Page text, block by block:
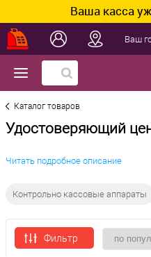
Ваша касса уже
Ваш
Каталог товаров
Удостоверяющий
Читать подробное описание
Контрольно кассовые аппараты
Фильтр